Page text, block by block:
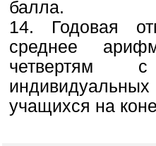
балла.
14. Годовая
среднее
четвертям
учащихся на